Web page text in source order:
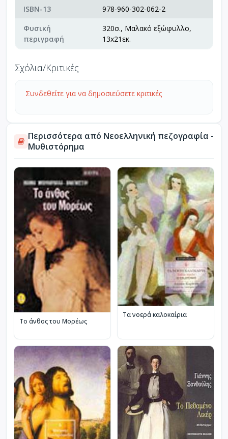
ISBN-13
978-960-302-062-2
Φυσική
περιγραφή
320σ., Μαλακό εξώφυλλο,
13x21εκ.
Σχόλια/Κριτικές
Συνδεθείτε για να δημοσιεύσετε κριτικές
Περισσότερα από Νεοελληνική πεζογραφία -
Μυθιστόρημα
Το άνθος του Μορέως
Τα νοερά καλοκαίρια